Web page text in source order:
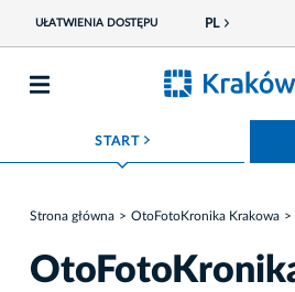
UŁATWIENIA DOSTĘPU PL
START ROZWIŃ MENU
Strona główna OtoFotoKronika Krakowa